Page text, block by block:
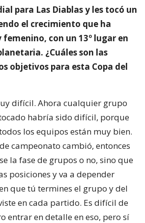
para Las Diablas y les tocó un
el crecimiento que ha
con un 13º lugar en
¿Cuáles son las
objetivos para esta Copa del
difícil. Ahora cualquier grupo
habría sido difícil, porque
los equipos están muy bien.
campeonato cambió, entonces
la fase de grupos o no, sino que
posiciones y va a depender
que tú termines el grupo y del
en cada partido. Es difícil de
entrar en detalle en eso, pero sí